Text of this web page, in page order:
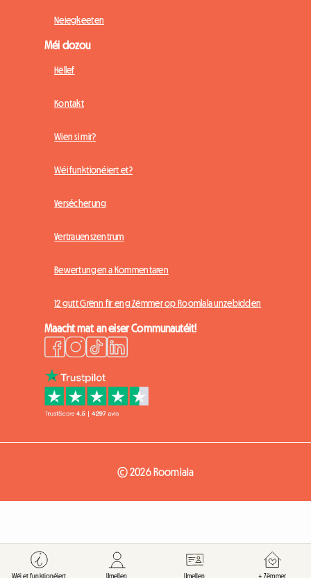
Neiegkeeten
Méi dozou
Hëllef
Kontakt
Wien si mir?
Wéi funktionéiert et?
Versécherung
Vertrauenszentrum
Bewertungen a Kommentaren
12 gutt Grënn fir eng Zëmmer op Roomlala unzebidden
Maacht mat an eiser Communautéit!
© 2026 Roomlala
Wéi et funktionéiert Umellen Umellen + Zëmmer